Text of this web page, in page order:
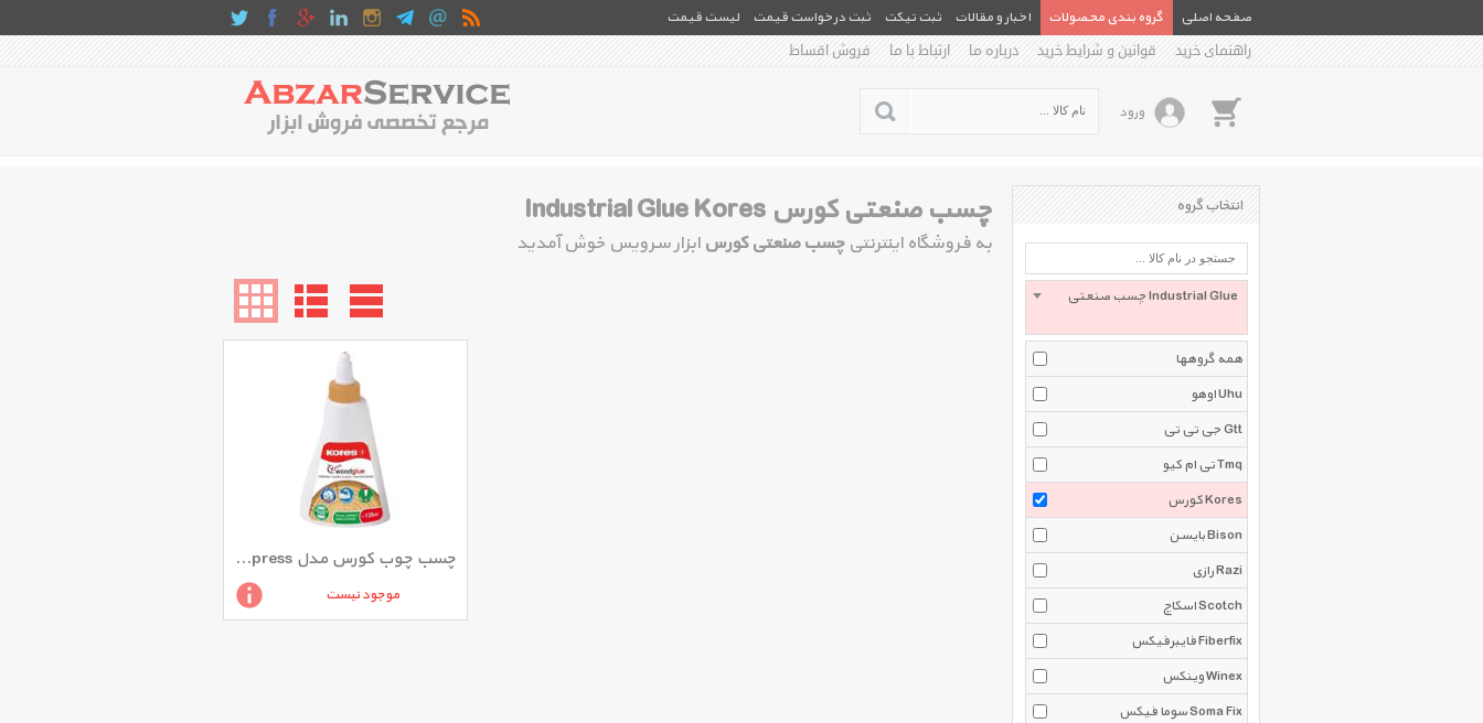
صفحه اصلی گروه بندی محصولات اخبار و مقالات ثبت تیکت ثبت درخواست قیمت
لیست قیمت
راهنمای خرید
قوانین و شرایط خرید درباره ما ارتباط با ما فروش اقساط
ورود
چسب صنعتی کورس Industrial Glue Kores
به فروشگاه اینترنتی چسب صنعتی کورس ابزار سرویس خوش آمدید
چسب چوب کورس مدل Xpress با ظرفیت 125 میلی لیتری
موجود نیست
انتخاب گروه
چسب صنعتی Industrial Glue
همه گروهها
اوهو Uhu
جی تی تی Gtt
تی ام کیو Tmq
کورس Kores
بایسن Bison
رازی Razi
اسکاچ Scotch
فایبرفیکس Fiberfix
وینکس Winex
سوما فیکس Soma Fix